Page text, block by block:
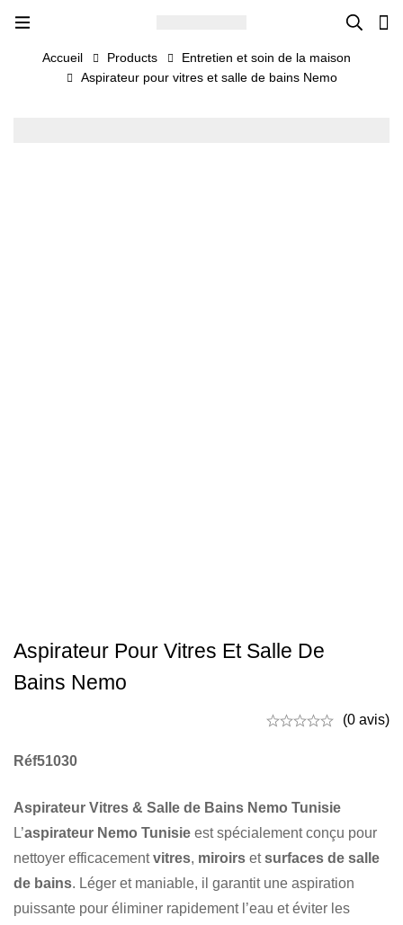
Accueil Products
Entretien et soin de la maison
Aspirateur pour vitres et salle de bains Nemo
Aspirateur Pour Vitres Et Salle De
Bains Nemo
(0 avis)
Réf51030
Aspirateur Vitres & Salle de Bains Nemo Tunisie
L’aspirateur Nemo Tunisie est spécialement conçu pour
nettoyer efficacementvitres, miroirs etsurfaces de salle
de bains. Léger et maniable, il garantit une aspiration
puissante pour éliminer rapidement l’eau et éviter les